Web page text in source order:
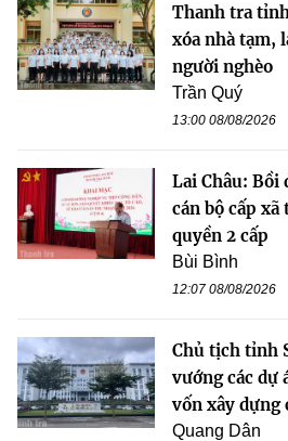
Thanh tra
xóa nhà tạm,
người nghèo
Trần Quý
13:00 08/08/2026
Lai Châu: Bồi
cán bộ cấp
quyền 2 cấp
Bùi Bình
12:07 08/08/2026
Chủ tịch tỉnh
vướng các dự
vốn xây dựng
Quang Dân